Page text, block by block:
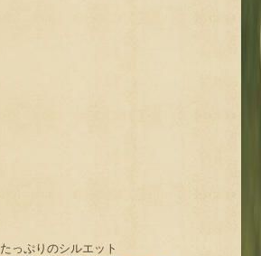
たっぷりのシルエット